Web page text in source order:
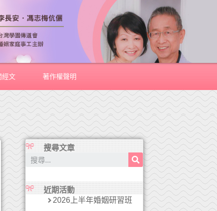
經文 著作權聲明
搜尋文章
近期活動
2026上半年婚姻研習班